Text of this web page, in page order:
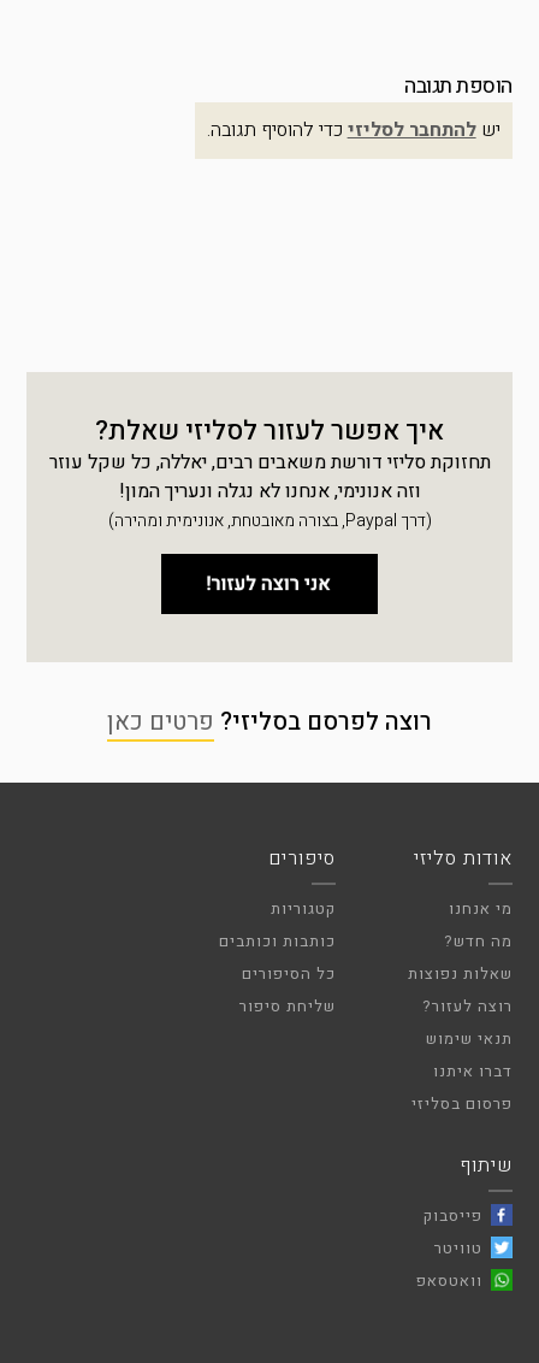
הוספת תגובה
ישלהתחבר לסליזיכדי להוסיף תגובה.
איך אפשר לעזור לסליזי שאלת?
תחזוקת סליזי דורשת משאבים רבים, יאללה, כל שקל עוזר
וזה אנונימי, אנחנו לא נגלה ונעריך המון!
(דרך Paypal, בצורה מאובטחת, אנונימית ומהירה)
רוצה לפרסם בסליזי? פרטים כאן
אודות סליזי
מי אנחנו
מה חדש?
שאלות נפוצות
רוצה לעזור?
תנאי שימוש
דברו איתנו
פרסום בסליזי
סיפורים
קטגוריות
כותבות וכותבים
כל הסיפורים
שליחת סיפור
שיתוף
פייסבוק
טוויטר
וואטסאפ